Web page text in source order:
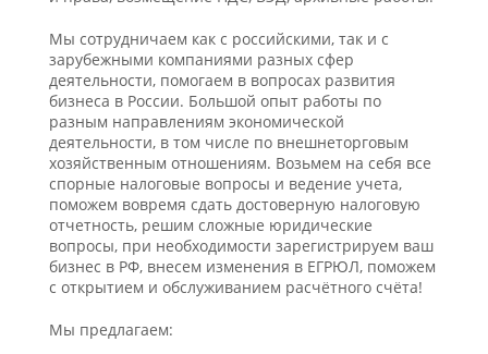
Мы сотрудничаем как с российскими, так и с
зарубежными компаниями разных сфер
деятельности, помогаем в вопросах развития
бизнеса в России. Большой опыт работы по
разным направлениям экономической
деятельности, в том числе по внешнеторговым
хозяйственным отношениям. Возьмем на себя все
спорные налоговые вопросы и ведение учета,
поможем вовремя сдать достоверную налоговую
отчетность, решим сложные юридические
вопросы, при необходимости зарегистрируем ваш
бизнес в РФ, внесем изменения в ЕГРЮЛ, поможем
с открытием и обслуживанием расчётного счёта!
Мы предлагаем: